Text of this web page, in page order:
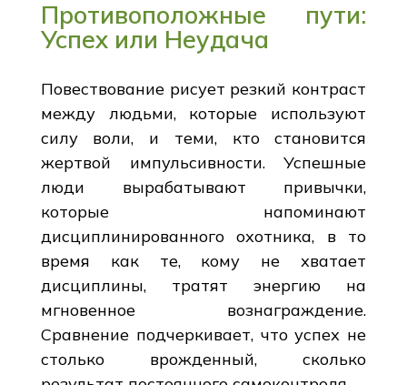
Противоположные пути:
Успех или Неудача
Повествование рисует резкий контраст
между людьми, которые используют
силу воли, и теми, кто становится
жертвой импульсивности. Успешные
люди вырабатывают привычки,
которые напоминают
дисциплинированного охотника, в то
время как те, кому не хватает
дисциплины, тратят энергию на
мгновенное вознаграждение.
Сравнение подчеркивает, что успех не
столько врожденный, сколько